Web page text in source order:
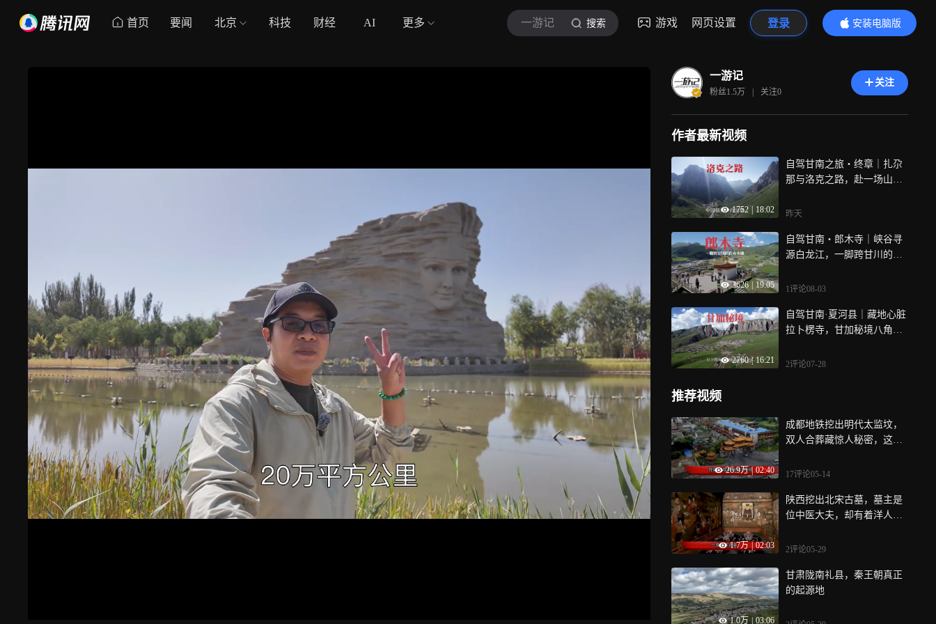
首页 要闻 北京 科技 财经 AI 更多 一游记 搜索 游戏 网页设置 登录
安装电脑版
内容更精彩
一游记
粉丝1.5万 | 关注0
关注
作者最新视频
1752 18:02
自驾甘南之旅・终章｜扎尕
那与洛克之路，赴一场山野
昨天
3626 19:05
自驾甘南・郎木寺｜峡谷寻
源白龙江，一脚跨甘川的传
1评论08-03
2760 | 16:21
自驾甘南·夏河县｜藏地心脏
拉卜楞寺，甘加秘境八角城
2评论07-28
推荐视频
26.9万 | 02:40
成都地铁挖出明代太监坟，
双人合葬藏惊人秘密，这是
17评论05-14
1.7万 02:03
陕西挖出北宋古墓，墓主是
位中医大夫，却有着洋人的
2评论05-29
1.0万 03:06
甘肃陇南礼县，秦王朝真正
的起源地